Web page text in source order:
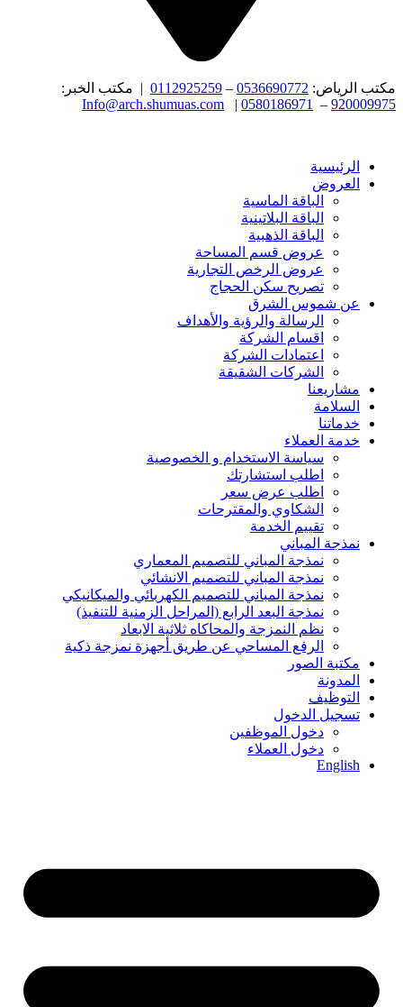
مكتب الرياض: 0536690772
–
0112925259 | مكتب الخبر:
920009975
–
0580186971
|
Info@arch.shumuas.com
الرئيسية
العروض
الباقة الماسية
الباقة البلاتينية
الباقة الذهبية
عروض قسم المساحة
عروض الرخص التجارية
تصريح سكن الحجاج
عن شموس الشرق
الرسالة والرؤية والأهداف
اقسام الشركة
اعتمادات الشركة
الشركات الشقيقة
مشاريعنا
السلامة
خدماتنا
خدمة العملاء
سياسة الاستخدام و الخصوصية
اطلب استشارتك
اطلب عرض سعر
الشكاوي والمقترحات
تقييم الخدمة
نمذجة المباني
نمذجة المباني للتصمیم المعماري
نمذجة المباني للتصمیم الانشائي
نمذجة المباني للتصمیم الكھربائي والمیكانیكي
نمذجة البعد الرابع (المراحل الزمنیة للتنفیذ)
نظم النمزجة والمحاكاه ثلاثیة الابعاد
الرفع المساحي عن طریق أجھزة نمزجة ذكیة
مكتبة الصور
المدونة
التوظيف
تسجيل الدخول
دخول الموظفين
دخول العملاء
English